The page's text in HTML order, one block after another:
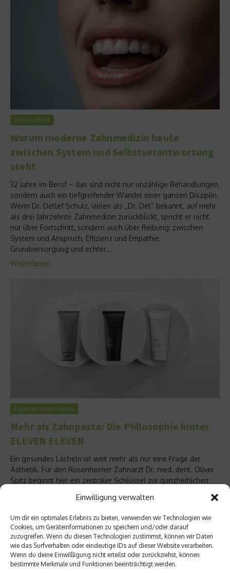
Einwilligung verwalten
Um dir ein optimales Erlebnis zu bieten, verwenden wir Technologien wie
Cookies, um Geräteinformationen zu speichern und/oder darauf
zuzugreifen. Wenn du diesen Technologien zustimmst, können wir Daten
wie das Surfverhalten oder eindeutige IDs auf dieser Website verarbeiten.
Wenn du deine Einwillligung nicht erteilst oder zurückziehst, können
bestimmte Merkmale und Funktionen beeinträchtigt werden.
Gesundheit
Warum moderne Zahnmedizin heute
zwischen System und Selbstverantwortung
steht
32 Jahre im Beruf – das sind nicht nur unzählige Behandlungen,
sondern auch ein tiefgreifender Wandel einer ganzen Disziplin.
Wenn Dr. Detlef Schulz, vielen als „Dr. Det“ bekannt, auf mehr
als drei Jahrzehnte Zahnmedizin zurückblickt, spricht er nicht
nur über Fortschritt, sondern auch über Reibung: zwischen
System und Anspruch, Effizienz und Empathie,
Grundversorgung und echter...
Weiterlesen
Experteninterviews
Mehr als Zahnpasta: Die Philosophie hinter
ELEVEN ELEVEN
Ein gesundes Lächeln ist weit mehr als nur eine Frage der
Ästhetik. Für den Rosenheimer Zahnarzt Dr. med. dent. Oliver
Spitz beginnt hier ein zentraler Schlüssel zur ganzheitlichen
Zahnmedizin mit digitaler Präzision, minimalinvasiven
Patientenerlebnis. Aus dieser täglichen Arbeit mit Patientinnen
und Patienten...
Weiterlesen